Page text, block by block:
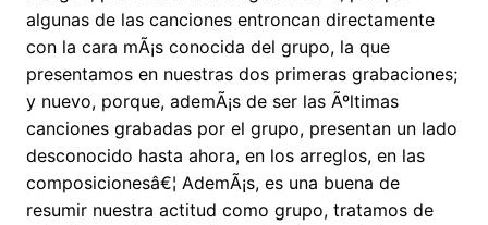
algunas de las canciones entroncan directamente
con la cara mÃ¡s conocida del grupo, la que
presentamos en nuestras dos primeras grabaciones;
y nuevo, porque, ademÃ¡s de ser las Ãºltimas
canciones grabadas por el grupo, presentan un lado
desconocido hasta ahora, en los arreglos, en las
composicionesâ€¦ AdemÃ¡s, es una buena de
resumir nuestra actitud como grupo, tratamos de